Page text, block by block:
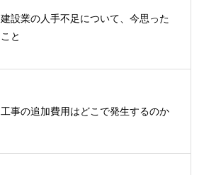
建設業の人手不足について、今思った
こと
工事の追加費用はどこで発生するのか